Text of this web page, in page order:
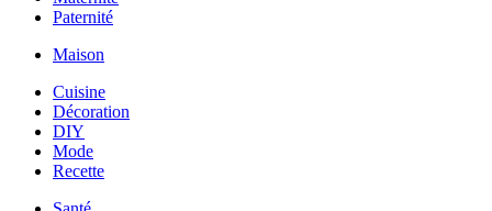
Paternité
Maison
Cuisine
Décoration
DIY
Mode
Recette